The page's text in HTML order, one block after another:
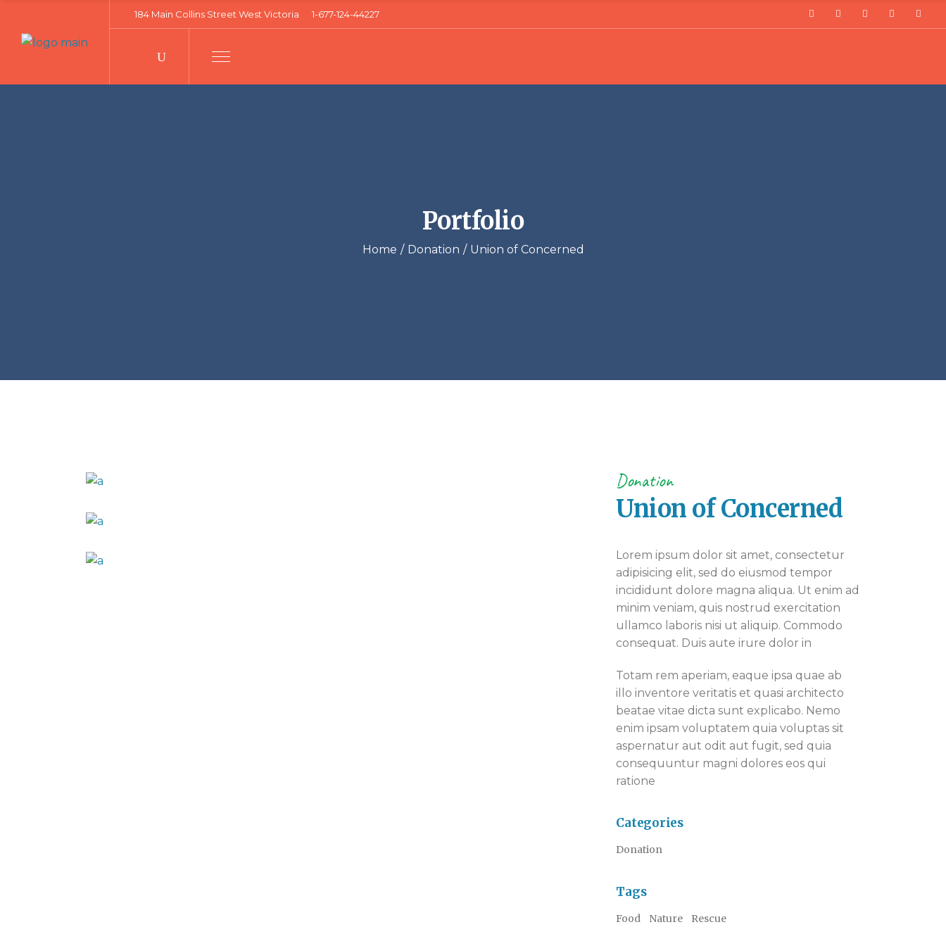
184 Main Collins Street West Victoria 1-677-124-44227
Portfolio
Home Donation Union of Concerned
Donation
Union of Concerned
Lorem ipsum dolor sit amet, consectetur
adipisicing elit, sed do eiusmod tempor
incididunt dolore magna aliqua. Ut enim ad
minim veniam, quis nostrud exercitation
ullamco laboris nisi ut aliquip. Commodo
consequat. Duis aute irure dolor in
Totam rem aperiam, eaque ipsa quae ab
illo inventore veritatis et quasi architecto
beatae vitae dicta sunt explicabo. Nemo
enim ipsam voluptatem quia voluptas sit
aspernatur aut odit aut fugit, sed quia
consequuntur magni dolores eos qui
ratione
Categories
Donation
Tags
Food Nature Rescue